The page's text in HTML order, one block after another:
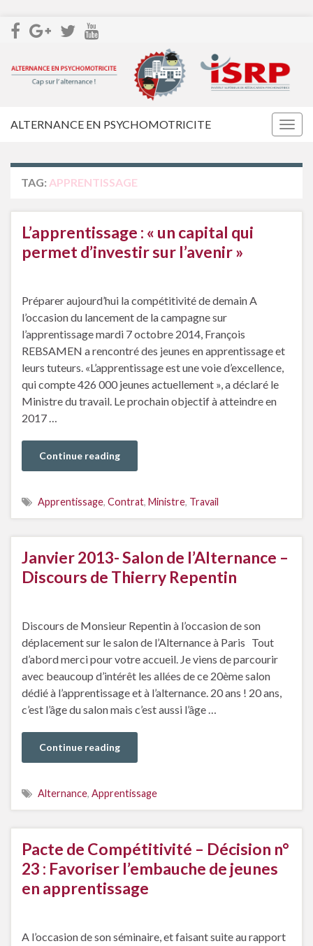
ALTERNANCE EN PSYCHOMOTRICITE
TAG: APPRENTISSAGE
L’apprentissage : « un capital qui
permet d’investir sur l’avenir »
Préparer aujourd’hui la compétitivité de demain A
l’occasion du lancement de la campagne sur
l’apprentissage mardi 7 octobre 2014, François
REBSAMEN a rencontré des jeunes en apprentissage et
leurs tuteurs. «L’apprentissage est une voie d’excellence,
qui compte 426 000 jeunes actuellement », a déclaré le
Ministre du travail. Le prochain objectif à atteindre en
2017 …
Continue reading
Apprentissage, Contrat, Ministre, Travail
Janvier 2013- Salon de l’Alternance –
Discours de Thierry Repentin
Discours de Monsieur Repentin à l’occasion de son
déplacement sur le salon de l’Alternance à Paris Tout
d’abord merci pour votre accueil. Je viens de parcourir
avec beaucoup d’intérêt les allées de ce 20ème salon
dédié à l’apprentissage et à l’alternance. 20 ans ! 20 ans,
c’est l’âge du salon mais c’est aussi l’âge …
Continue reading
Alternance, Apprentissage
Pacte de Compétitivité – Décision n°
23 : Favoriser l’embauche de jeunes
en apprentissage
A l’occasion de son séminaire, et faisant suite au rapport